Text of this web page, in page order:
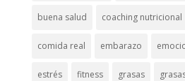
buena salud coaching nutricional
comida real embarazo
estrés fitness grasas